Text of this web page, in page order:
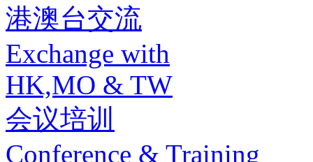
港澳台交流
Exchange with
HK,MO & TW
会议培训
Conference & Training